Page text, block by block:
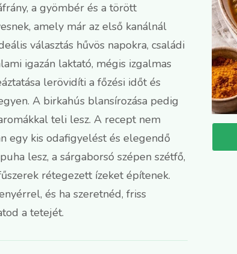
a gyömbér és a törött
amely már az első kanálnál
választás hűvös napokra, családi
igazán laktató, mégis izgalmas
lerövidíti a főzési időt és
A birkahús blansírozása pedig
teli lesz. A recept nem
egy kis odafigyelést és elegendő
lesz, a sárgaborsó szépen szétfő,
rétegezett ízeket építenek.
és ha szeretnéd, friss
a tetejét.